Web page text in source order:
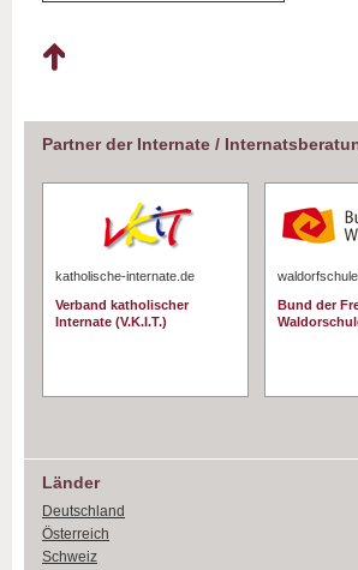
Partner der Internate /
katholische-internate.de
Verband katholischer
Internate (V.K.I.T.)
Bund der
Länder
Deutschland
Österreich
Schweiz